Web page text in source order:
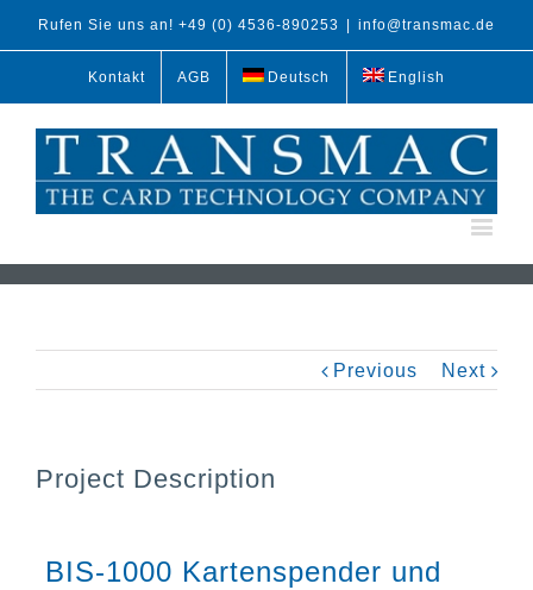
Rufen Sie uns an! +49 (0) 4536-890253 info@transmac.de
Kontakt AGB Deutsch English
Previous Next
Project Description
BIS-1000 Kartenspender und